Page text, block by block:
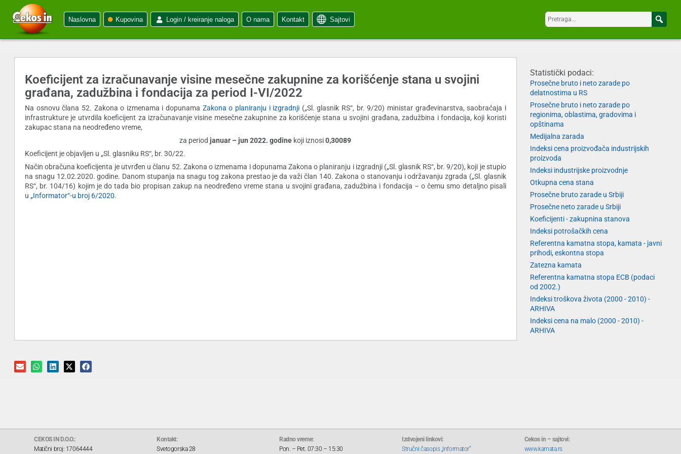
Naslovna Kupovina Login / kreiranje naloga O nama Kontakt Sajtovi
Koeficijent za izračunavanje visine mesečne zakupnine za korišćenje stana u svojini
građana, zadužbina i fondacija za period I-VI/2022
Na osnovu člana 52. Zakona o izmenama i dopunama Zakona o planiranju i izgradnji („Sl. glasnik RS“, br. 9/20) ministar građevinarstva, saobraćaja i
infrastrukture je utvrdila koeficijent za izračunavanje visine mesečne zakupnine za korišćenje stana u svojini građana, zadužbina i fondacija, koji koristi
zakupac stana na neodređeno vreme,
za period januar – jun 2022. godine koji iznosi0,30089
Koeficijent je objavljen u „Sl. glasniku RS“, br. 30/22.
Način obračuna koeficijenta je utvrđen u članu 52. Zakona o izmenama i dopunama Zakona o planiranju i izgradnji („Sl. glasnik RS“, br. 9/20), koji je stupio
na snagu 12.02.2020. godine. Danom stupanja na snagu tog zakona prestao je da važi član 140. Zakona o stanovanju i održavanju zgrada („Sl. glasnik
RS“, br. 104/16) kojim je do tada bio propisan zakup na neodređeno vreme stana u svojini građana, zadužbina i fondacija – o čemu smo detaljno pisali
u „Informator“-u broj 6/2020.
Statistički podaci:
Prosečne bruto i neto zarade po
delatnostima u RS
Prosečne bruto i neto zarade po
regionima, oblastima, gradovima i
opštinama
Medijalna zarada
Indeksi cena proizvođača industrijskih
proizvoda
Indeksi industrijske proizvodnje
Otkupna cena stana
Prosečne bruto zarade u Srbiji
Prosečne neto zarade u Srbiji
Koeficijenti - zakupnina stanova
Indeksi potrošačkih cena
Referentna kamatna stopa, kamata - javni
prihodi, eskontna stopa
Zatezna kamata
Referentna kamatna stopa ECB (podaci
od 2002.)
Indeksi troškova života (2000 - 2010) -
ARHIVA
Indeksi cena na malo (2000 - 2010) -
ARHIVA
CEKOS IN D.O.O.:
Matični broj: 17064444
Kontakt:
Svetogorska 28
Radno vreme:
Pon. – Pet. 07:30 – 15:30
Izdvojeni linkovi:
Stručni časopis „Informator“
Cekos in – sajtovi:
www.kamata.rs